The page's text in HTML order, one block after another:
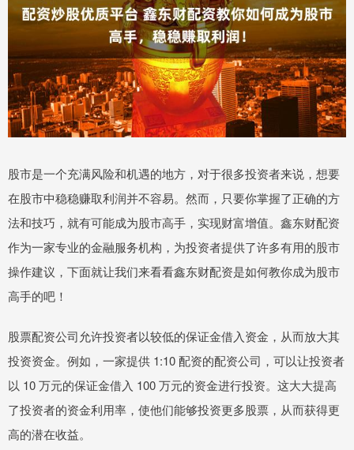
股市是一个充满风险和机遇的地方，对于很多投资者来说，想要
在股市中稳稳赚取利润并不容易。然而，只要你掌握了正确的方
法和技巧，就有可能成为股市高手，实现财富增值。鑫东财配资
作为一家专业的金融服务机构，为投资者提供了许多有用的股市
操作建议，下面就让我们来看看鑫东财配资是如何教你成为股市
高手的吧！
股票配资公司允许投资者以较低的保证金借入资金，从而放大其
投资资金。例如，一家提供 1:10 配资的配资公司，可以让投资者
以 10 万元的保证金借入 100 万元的资金进行投资。这大大提高
了投资者的资金利用率，使他们能够投资更多股票，从而获得更
高的潜在收益。